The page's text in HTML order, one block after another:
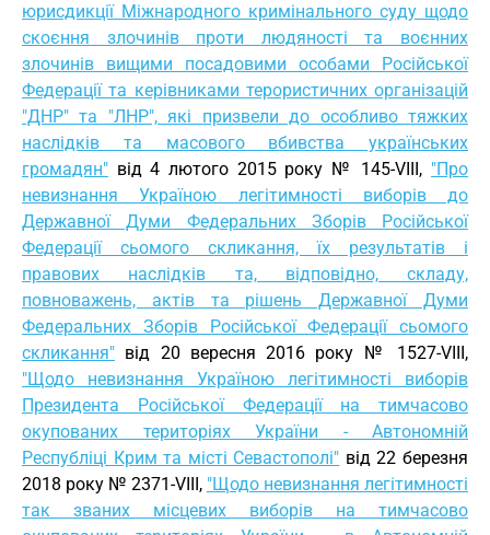
юрисдикції Міжнародного кримінального суду щодо
скоєння злочинів проти людяності та воєнних
злочинів вищими посадовими особами Російської
Федерації та керівниками терористичних організацій
"ДНР" та "ЛНР", які призвели до особливо тяжких
наслідків та масового вбивства українських
громадян" від 4 лютого 2015 року № 145-VIII, "Про
невизнання Україною легітимності виборів до
Державної Думи Федеральних Зборів Російської
Федерації сьомого скликання, їх результатів і
правових наслідків та, відповідно, складу,
повноважень, актів та рішень Державної Думи
Федеральних Зборів Російської Федерації сьомого
скликання" від 20 вересня 2016 року № 1527-VIII,
"Щодо невизнання Україною легітимності виборів
Президента Російської Федерації на тимчасово
окупованих територіях України - Автономній
Республіці Крим та місті Севастополі" від 22 березня
2018 року № 2371-VIII, "Щодо невизнання легітимності
так званих місцевих виборів на тимчасово